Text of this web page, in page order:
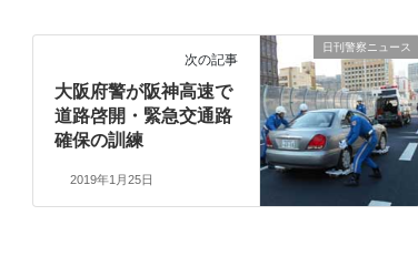
日刊警察ニュース
次の記事
大阪府警が阪神高速で
道路啓開・緊急交通路
確保の訓練
2019年1月25日